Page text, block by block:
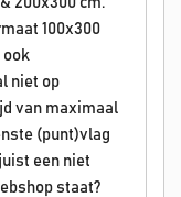
100x300
ook
niet op
van maximaal
(punt)vlag
een niet
staat?